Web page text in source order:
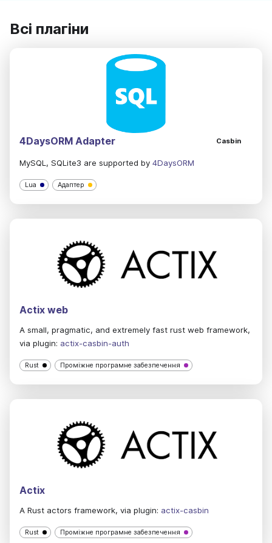
Всі плагіни
4DaysORM Adapter Casbin
MySQL, SQLite3 are supported by 4DaysORM
Lua Адаптер
Actix web
A small, pragmatic, and extremely fast rust web framework,
via plugin: actix-casbin-auth
Rust Проміжне програмне забезпечення
Actix
A Rust actors framework, via plugin: actix-casbin
Rust Проміжне програмне забезпечення